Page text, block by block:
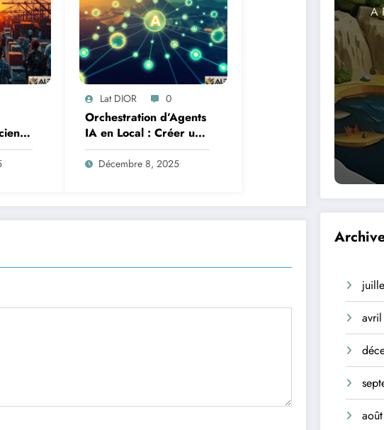
Lat DIOR 0
Orchestration d’Agents
IA en Local : Créer un
Système Multi-Agent
Autonome avec
Décembre 8, 2025
A